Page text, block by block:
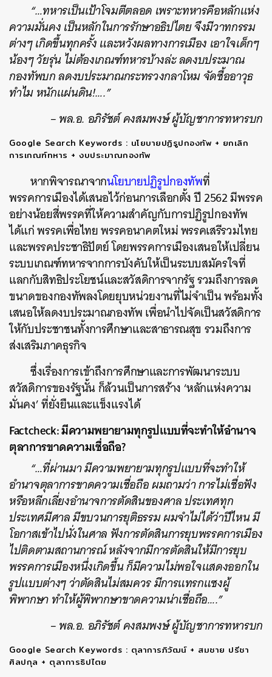
“…ทหารเป็นเป้าโจมตีตลอด เพราะทหารคือหลักแห่ง
ความมั่นคง เป็นหลักในการรักษาอธิปไตย จึงมีวาทกรรม
ต่างๆ เกิดขึ้นทุกครั้ง และหวังผลทางการเมือง เอาใจเด็กๆ
น้องๆ วัยรุ่น ไม่ต้องเกณฑ์ทหารบ้างล่ะ ลดงบประมาณ
กองทัพบก ลดงบประมาณกระทรวงกลาโหม จัดซื้ออาวุธ
ทำไม หนักแผ่นดิน!….”
– พล.อ. อภิรัชต์ คงสมพงษ์ ผู้บัญชาการทหารบก
Google Search Keywords : นโยบายปฏิรูปกองทัพ + ยกเลิก
การเกณฑ์ทหาร + งบประมาณกองทัพ
หากพิจารณาจากนโยบายปฏิรูปกองทัพที่
พรรคการเมืองได้เสนอไว้ก่อนการเลือกตั้ง ปี 2562 มีพรรค
อย่างน้อยสี่พรรคที่ให้ความสำคัญกับการปฏิรูปกองทัพ
ได้แก่ พรรคเพื่อไทย พรรคอนาคตใหม่ พรรคเสรีรวมไทย
และพรรคประชาธิปัตย์ โดยพรรคการเมืองเสนอให้เปลี่ยน
ระบบเกณฑ์ทหารจากการบังคับให้เป็นระบบสมัครใจที่
แลกกับสิทธิประโยชน์และสวัสดิการจากรัฐ รวมถึงการลด
ขนาดของกองทัพลงโดยยุบหน่วยงานที่ไม่จำเป็น พร้อมทั้ง
เสนอให้ลดงบประมาณกองทัพ เพื่อนำไปจัดเป็นสวัสดิการ
ให้กับประชาชนทั้งการศึกษาและสาธารณสุข รวมถึงการ
ส่งเสริมภาคธุรกิจ
ซึ่งเรื่องการเข้าถึงการศึกษาและการพัฒนาระบบ
สวัสดิการของรัฐนั้น ก็ล้วนเป็นการสร้าง ‘หลักแห่งความ
มั่นคง’ ที่ยั่งยืนและแข็งแรงได้
Factcheck: มีความพยายามทุกรูปแบบที่จะทำให้อำนาจ
ตุลาการขาดความเชื่อถือ?
“…ที่ผ่านมา มีความพยายามทุกรูปแบบที่จะทำให้
อำนาจตุลาการขาดความเชื่อถือ ผมถามว่า การไม่เชื่อฟัง
หรือหลีกเลี่ยงอำนาจการตัดสินของศาล ประเทศทุก
ประเทศมีศาล มีขบวนการยุติธรรม ผมจำไม่ได้ว่าปีไหน มี
โอกาสเข้าไปนั่งในศาล ฟังการตัดสินการยุบพรรคการเมือง
ไปติดตามสถานการณ์ หลังจากมีการตัดสินให้มีการยุบ
พรรคการเมืองหนึ่งเกิดขึ้น ก็มีความไม่พอใจแสดงออกใน
รูปแบบต่างๆ ว่าตัดสินไม่สมควร มีการแทรกแซงผู้
พิพากษา ทำให้ผู้พิพากษาขาดความน่าเชื่อถึอ….”
– พล.อ. อภิรัชต์ คงสมพงษ์ ผู้บัญชาการทหารบก
Google Search Keywords : ตุลาการภิวัฒน์ + สมชาย ปรีชา
ศิลปกุล + ตุลาการธิปไตย